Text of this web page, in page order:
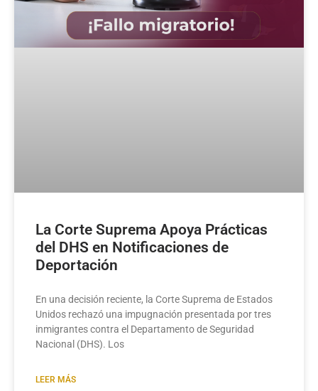
La Corte Suprema Apoya Prácticas
del DHS en Notificaciones de
Deportación
En una decisión reciente, la Corte Suprema de Estados
Unidos rechazó una impugnación presentada por tres
inmigrantes contra el Departamento de Seguridad
Nacional (DHS). Los
LEER MÁS